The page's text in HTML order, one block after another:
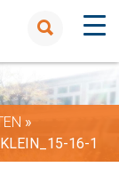
»
16-1